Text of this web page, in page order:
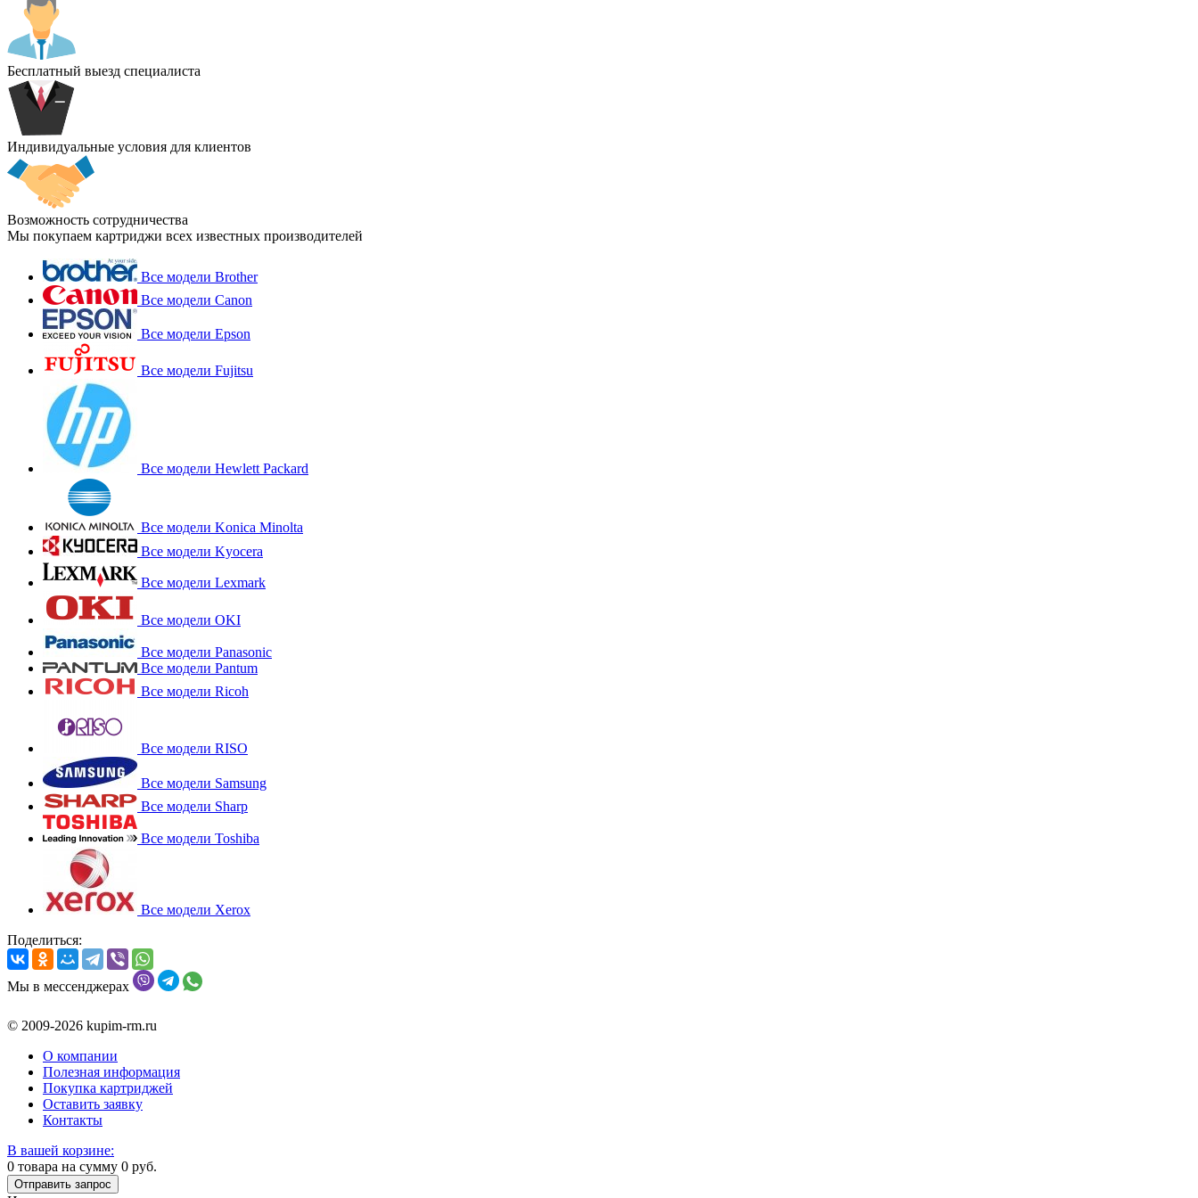
Бесплатный выезд специалиста
Индивидуальные условия для клиентов
Возможность сотрудничества
Мы покупаем картриджи всех известных производителей
Все модели Brother
Все модели Canon
Все модели Epson
Все модели Fujitsu
Все модели Hewlett Packard
Все модели Konica Minolta
Все модели Kyocera
Все модели Lexmark
Все модели OKI
Все модели Panasonic
Все модели Pantum
Все модели Ricoh
Все модели RISO
Все модели Samsung
Все модели Sharp
Все модели Toshiba
Все модели Xerox
Поделиться:
Мы в мессенджерах
© 2009-2026 kupim-rm.ru
О компании
Полезная информация
Покупка картриджей
Оставить заявку
Контакты
В вашей корзине:
0 товара на сумму 0 руб.
Отправить запрос